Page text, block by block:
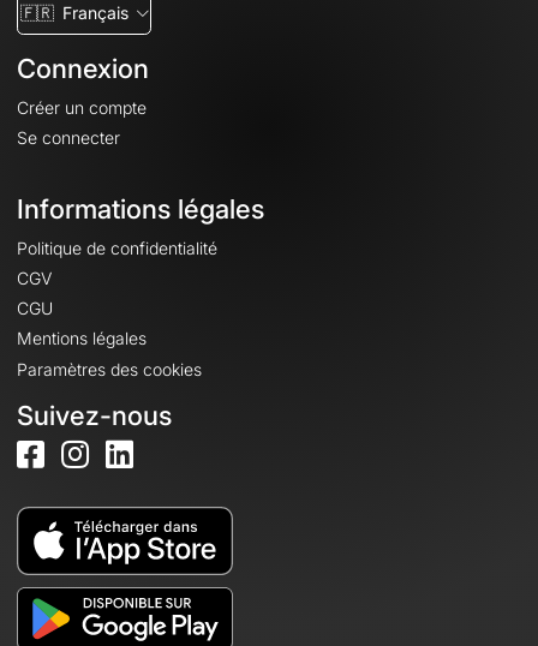
🇫🇷 Français
Connexion
Créer un compte
Se connecter
Informations légales
Politique de confidentialité
CGV
CGU
Mentions légales
Paramètres des cookies
Suivez-nous